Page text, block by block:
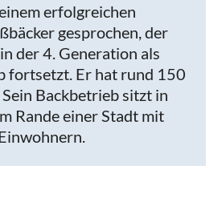
erfolgreichen
gesprochen, der
der 4. Generation als
fortsetzt. Er hat rund 150
Backbetrieb sitzt in
Rande einer Stadt mit